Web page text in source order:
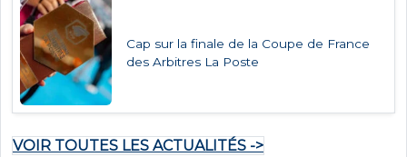
Cap sur la finale de la Coupe de France
des Arbitres La Poste
VOIR TOUTES LES ACTUALITÉS ->